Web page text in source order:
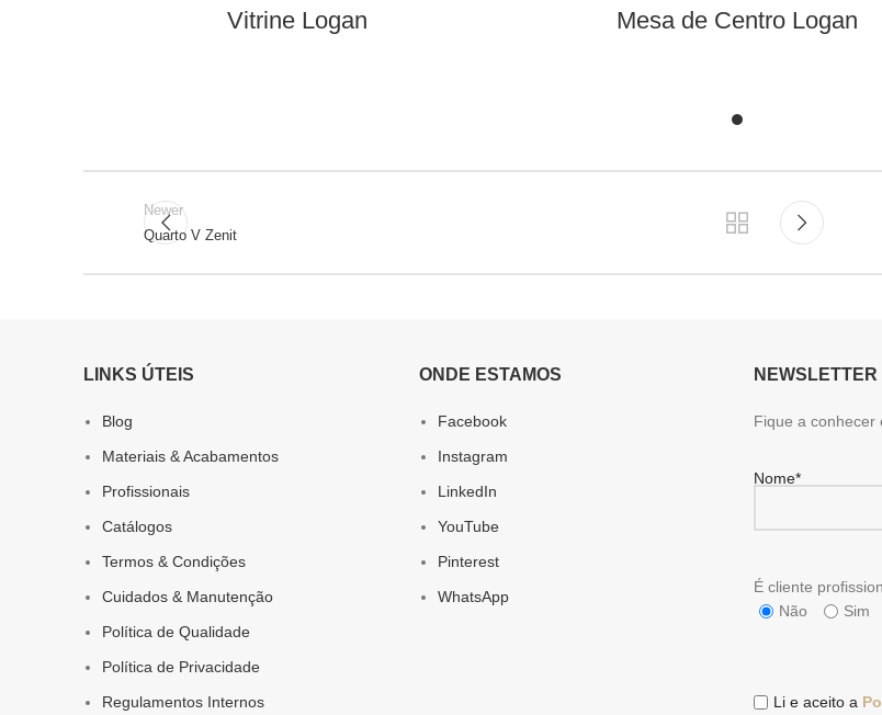
Vitrine Logan Mesa de Centro Logan
Newer
Quarto V Zenit
LINKS ÚTEIS
Blog
Materiais & Acabamentos
Profissionais
Catálogos
Termos & Condições
Cuidados & Manutenção
Política de Qualidade
Política de Privacidade
Regulamentos Internos
ONDE ESTAMOS
Facebook
Instagram
LinkedIn
YouTube
Pinterest
WhatsApp
NEWSLETTER
Fique a conhecer
Nome*
É cliente
Não
Sim
Li e aceito a